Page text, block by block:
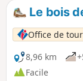
Le bois
Office de
8,96 km
Facile